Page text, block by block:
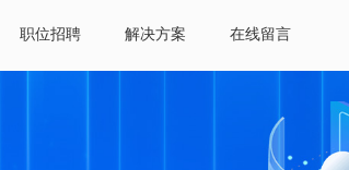
职位招聘 解决方案 在线留言